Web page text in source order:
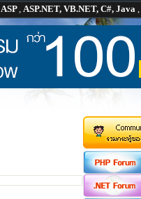
ASP, ASP.NET, VB.NET, C#, Java ,